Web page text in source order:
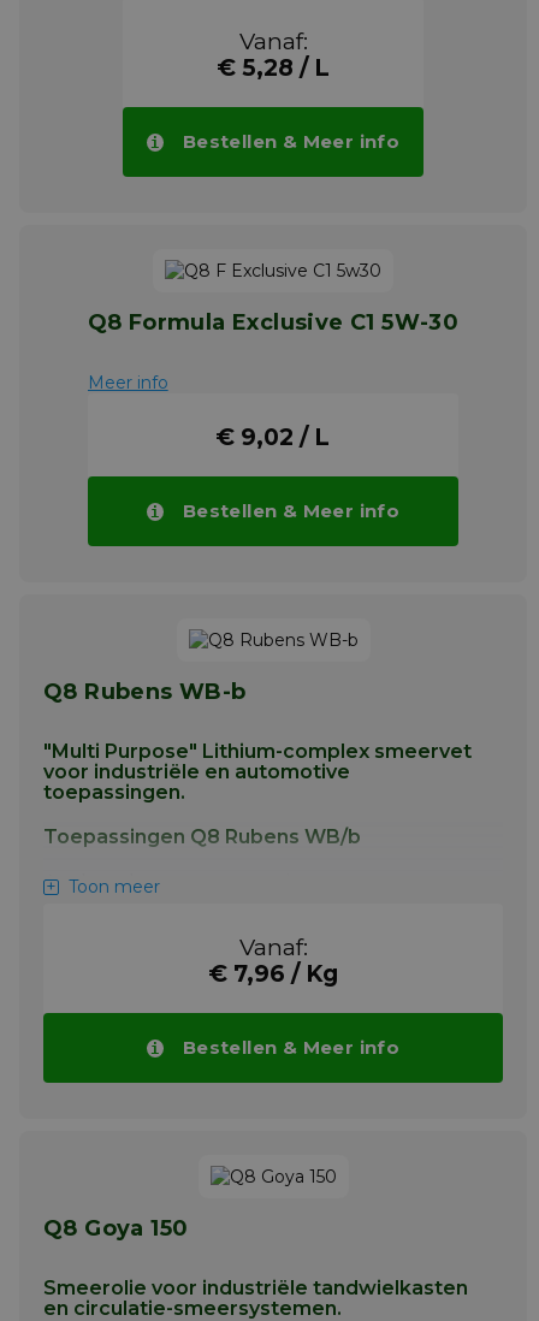
Vanaf:
€ 5,28 / L
Bestellen & Meer info
Q8 Formula Exclusive C1 5W-30
Meer info
€ 9,02 / L
Bestellen & Meer info
Q8 Rubens WB-b
"Multi Purpose" Lithium-complex smeervet
voor industriële en automotive
toepassingen.
Toepassingen Q8 Rubens WB/b
Aanbevolen voor toepassingen waar
Voor wentel- en glijlagers werkend onder
zware tot zeer zware belasting in: wiellagers
van vrachtwagens en autobussen, wiellagers
met schijfremmen, asfalteringsinstallaties en
papierfabrieken, staal- en
aluminiumfabrieken, andere toepassingen
Toon meer
Vanaf:
€ 7,96 / Kg
Bestellen & Meer info
Q8 Goya 150
Smeerolie voor industriële tandwielkasten
en circulatie-smeersystemen.